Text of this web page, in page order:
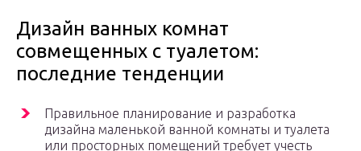
Дизайн ванных комнат
совмещенных с туалетом:
последние тенденции
Правильное планирование и разработка
дизайна маленькой ванной комнаты и туалета
или просторных помещений требует учесть